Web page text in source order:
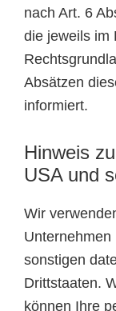
nach Art. 6
die jeweils im
Absätzen
informiert.
Hinweis
USA und
Wir
sonstigen
Drittstaaten.
können Ihre